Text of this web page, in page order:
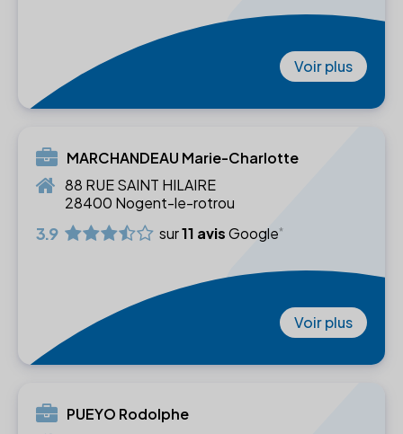
Voir plus
MARCHANDEAU Marie-Charlotte
88 RUE SAINT HILAIRE
28400 Nogent-le-rotrou
3.9 sur11 avisGoogle
Voir plus
PUEYO Rodolphe